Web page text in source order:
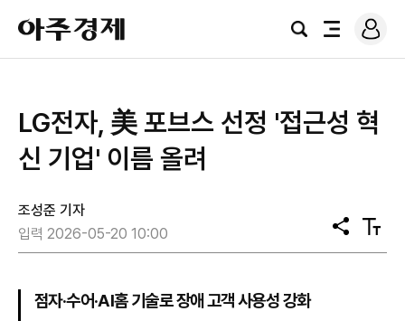
아
주
경
검
전
로
그
LG전자, 美 포브스 선정 '접근성 혁
신 기업' 이름 올려
조성준 기자
입력 2026-05-20 10:00
공
유
텍
스
점자·수어·AI홈 기술로 장애 고객 사용성 강화